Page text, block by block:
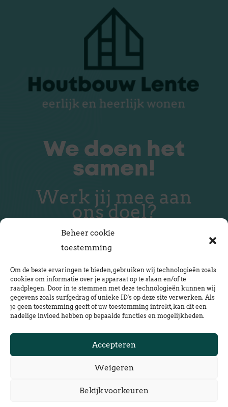
Beheer cookie
toestemming
Om de beste ervaringen te bieden, gebruiken wij technologieën zoals
cookies om informatie over je apparaat op te slaan en/of te
raadplegen. Door in te stemmen met deze technologieën kunnen wij
gegevens zoals surfgedrag of unieke ID's op deze site verwerken. Als
je geen toestemming geeft of uw toestemming intrekt, kan dit een
nadelige invloed hebben op bepaalde functies en mogelijkheden.
Accepteren
Weigeren
Bekijk voorkeuren
We doen het
samen!
Werk jij mee aan
ons doel?
Neem contact op
Mail ons
© 2024 Houtbouw Lente | Proudly created by